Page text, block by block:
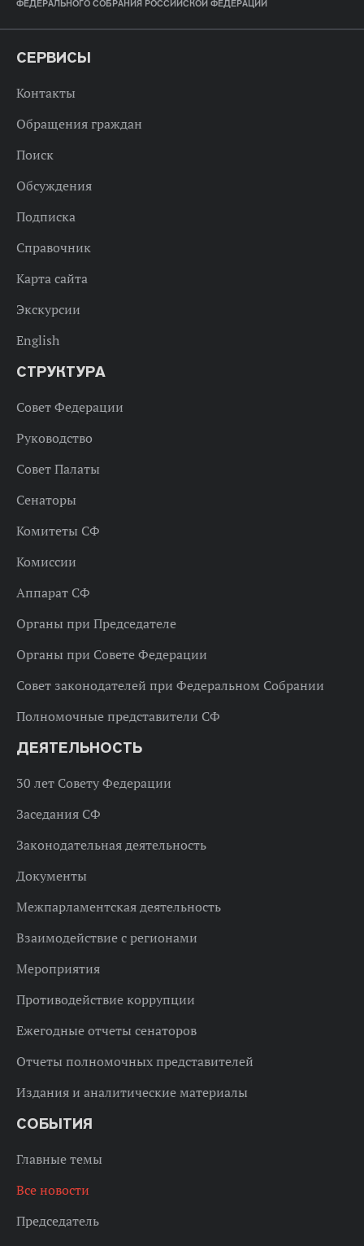
ФЕДЕРАЛЬНОГО СОБРАНИЯ РОССИЙСКОЙ ФЕДЕРАЦИИ
СЕРВИСЫ
Контакты
Обращения граждан
Поиск
Обсуждения
Подписка
Справочник
Карта сайта
Экскурсии
English
СТРУКТУРА
Совет Федерации
Руководство
Совет Палаты
Сенаторы
Комитеты СФ
Комиссии
Аппарат СФ
Органы при Председателе
Органы при Совете Федерации
Совет законодателей при Федеральном Собрании
Полномочные представители СФ
ДЕЯТЕЛЬНОСТЬ
30 лет Совету Федерации
Заседания СФ
Законодательная деятельность
Документы
Межпарламентская деятельность
Взаимодействие с регионами
Мероприятия
Противодействие коррупции
Ежегодные отчеты сенаторов
Отчеты полномочных представителей
Издания и аналитические материалы
СОБЫТИЯ
Главные темы
Все новости
Председатель